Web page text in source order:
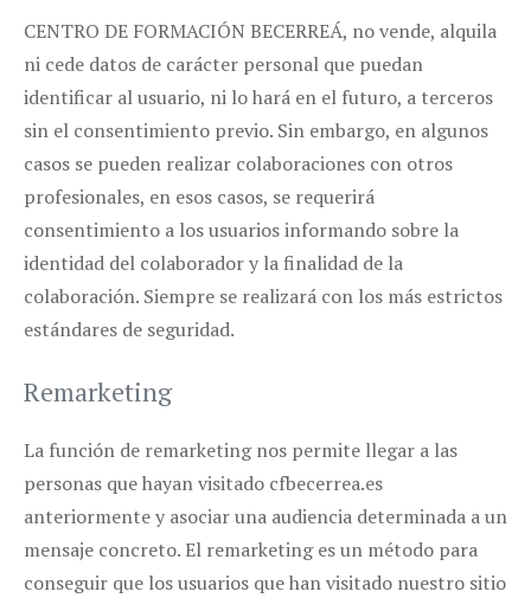
CENTRO DE FORMACIÓN BECERREÁ, no vende, alquila
ni cede datos de carácter personal que puedan
identificar al usuario, ni lo hará en el futuro, a terceros
sin el consentimiento previo. Sin embargo, en algunos
casos se pueden realizar colaboraciones con otros
profesionales, en esos casos, se requerirá
consentimiento a los usuarios informando sobre la
identidad del colaborador y la finalidad de la
colaboración. Siempre se realizará con los más estrictos
estándares de seguridad.
Remarketing
La función de remarketing nos permite llegar a las
personas que hayan visitado cfbecerrea.es
anteriormente y asociar una audiencia determinada a un
mensaje concreto. El remarketing es un método para
conseguir que los usuarios que han visitado nuestro sitio